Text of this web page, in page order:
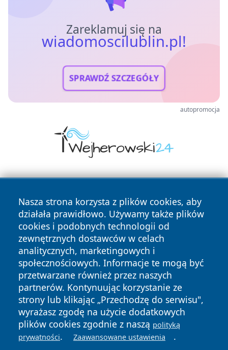
Zareklamuj się na
wiadomoscilublin.pl!
SPRAWDŹ SZCZEGÓŁY
autopromocja
Nasza strona korzysta z plików cookies, aby
działała prawidłowo. Używamy także plików
cookies i podobnych technologii od
zewnętrznych dostawców w celach
analitycznych, marketingowych i
społecznościowych. Informacje te mogą być
przetwarzane również przez naszych
partnerów. Kontynuując korzystanie ze
strony lub klikając „Przechodzę do serwisu",
wyrażasz zgodę na użycie dodatkowych
plików cookies zgodnie z naszą polityką
prywatności. Zaawansowane ustawienia .
Copyright © 2026 wiadomoscilublin.pl Wszystkie prawa
zastrzeżone.
News Autorzy
Polityka
Prywatności
Polityka
Cookies